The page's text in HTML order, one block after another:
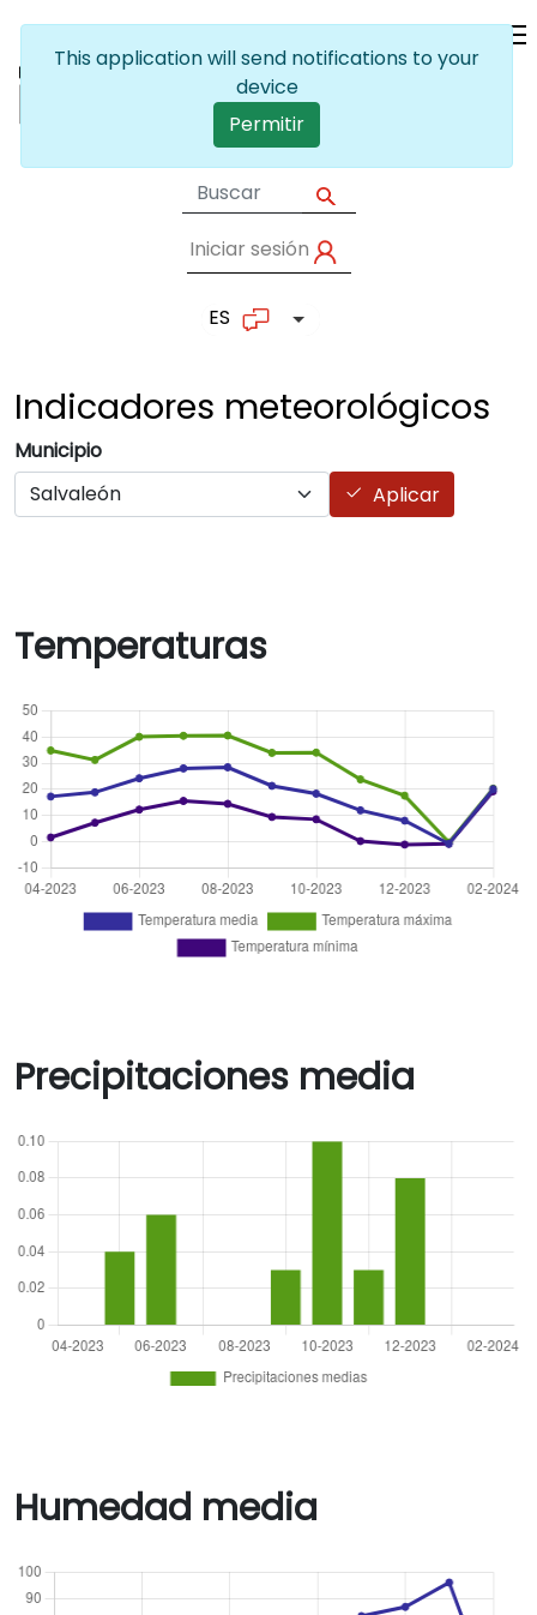
User account
Iniciar sesión
ES Lista adicional de
Indicadores meteorológicos
Municipio
Aplicar
Temperaturas
Precipitaciones media
Humedad media
This application will send notifications to your
device
Permitir